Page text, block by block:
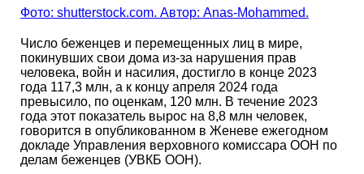
Фото: shutterstock.com. Автор: Anas-Mohammed.
Число беженцев и перемещенных лиц в мире,
покинувших свои дома из-за нарушения прав
человека, войн и насилия, достигло в конце 2023
года 117,3 млн, а к концу апреля 2024 года
превысило, по оценкам, 120 млн. В течение 2023
года этот показатель вырос на 8,8 млн человек,
говорится в опубликованном в Женеве ежегодном
докладе Управления верховного комиссара ООН по
делам беженцев (УВКБ ООН).